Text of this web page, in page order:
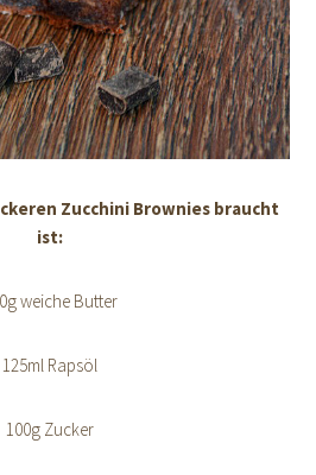
Zucchini Brownies braucht
ist:
weiche Butter
125ml Rapsöl
100g Zucker